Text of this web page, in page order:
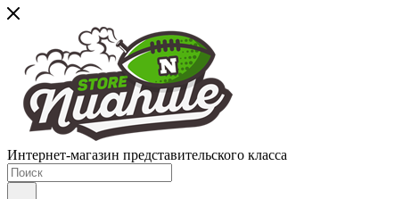
Интернет-магазин представительского класса